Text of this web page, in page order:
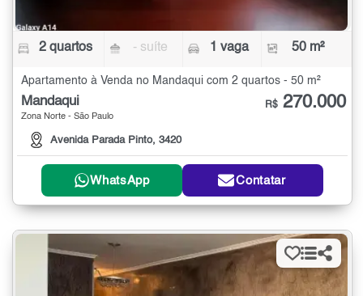
2 quartos - suíte 1 vaga 50 m²
Apartamento à Venda no Mandaqui com 2 quartos - 50 m²
Mandaqui
Zona Norte - São Paulo
Avenida Parada Pinto, 3420
R$ 270.000
WhatsApp Contatar